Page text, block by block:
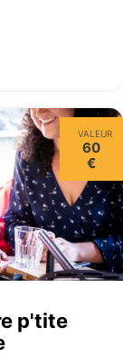
VALEUR
60
€
p'tite